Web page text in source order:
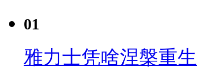
01
雅力士凭啥涅槃重生